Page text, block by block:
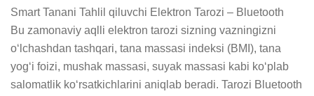
Smart Tanani Tahlil qiluvchi Elektron Tarozi – Bluetooth
Bu zamonaviy aqlli elektron tarozi sizning vazningizni
o‘lchashdan tashqari, tana massasi indeksi (BMI), tana
yog‘i foizi, mushak massasi, suyak massasi kabi ko‘plab
salomatlik ko‘rsatkichlarini aniqlab beradi. Tarozi Bluetooth